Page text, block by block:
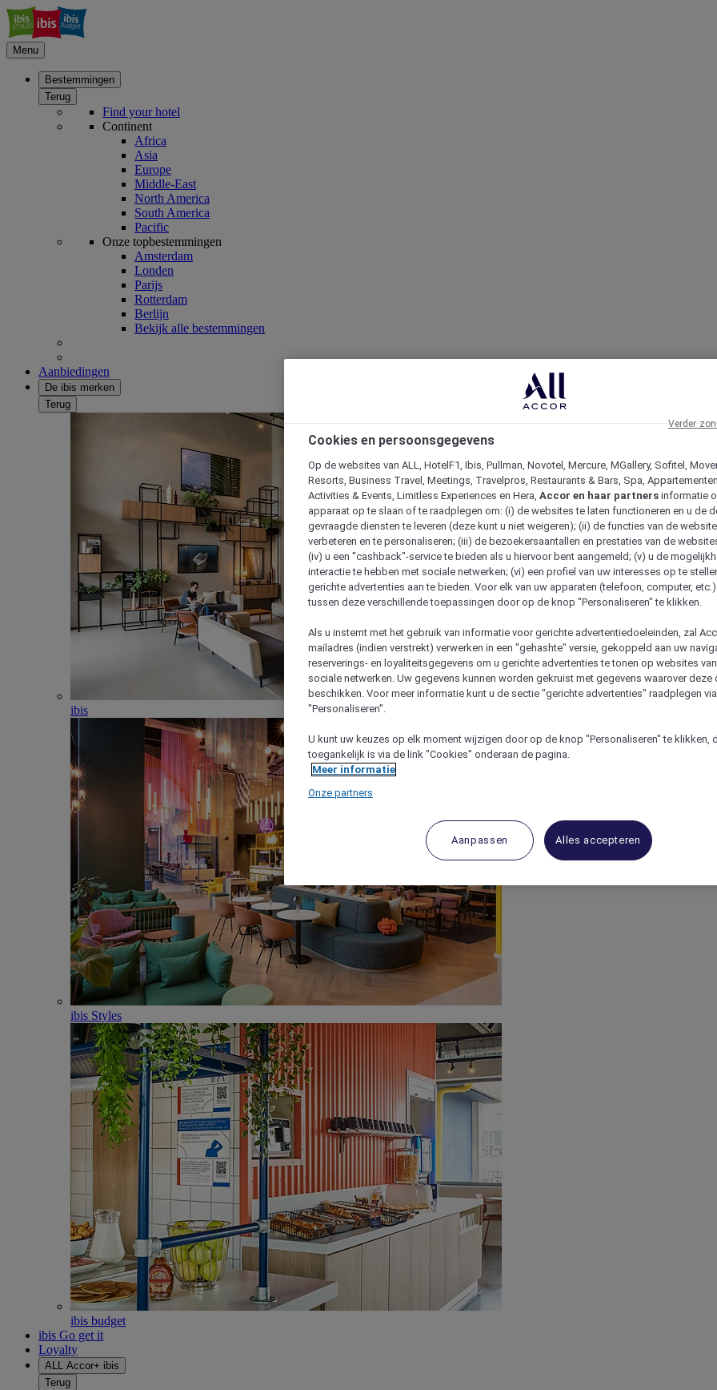
Menu
Bestemmingen
Terug
Find your hotel
Continent
Africa
Asia
Europe
Middle-East
North America
South America
Pacific
Onze topbestemmingen
Amsterdam
Londen
Parijs
Rotterdam
Berlijn
Bekijk alle bestemmingen
Aanbiedingen
De ibis merken
Terug
ibis
ibis Styles
ibis budget
ibis Go get it
Loyalty
ALL Accor+ ibis
Terug
Cookies en persoonsgegevens
Op de websites van ALL, HotelF1, Ibis, Pullman, Novotel, Mercure, MGallery, Sofitel,
Resorts, Business Travel, Meetings, Travelpros, Restaurants & Bars, Spa,
Activities & Events, Limitless Experiences en Hera, Accor en haar partners informatie
apparaat op te slaan of te raadplegen om: (i) de websites te laten functioneren en u de
gevraagde diensten te leveren (deze kunt u niet weigeren); (ii) de functies van de
verbeteren en te personaliseren; (iii) de bezoekersaantallen en prestaties van de
(iv) u een "cashback"-service te bieden als u hiervoor bent aangemeld; (v) u de
interactie te hebben met sociale netwerken; (vi) een profiel van uw interesses op te
gerichte advertenties aan te bieden. Voor elk van uw apparaten (telefoon, computer,
tussen deze verschillende toepassingen door op de knop "Personaliseren" te klikken.
Als u instemt met het gebruik van informatie voor gerichte advertentiedoeleinden, zal
mailadres (indien verstrekt) verwerken in een "gehashte" versie, gekoppeld aan uw
reserverings- en loyaliteitsgegevens om u gerichte advertenties te tonen op websites
sociale netwerken. Uw gegevens kunnen worden gekruist met gegevens waarover deze
beschikken. Voor meer informatie kunt u de sectie "gerichte advertenties" raadplegen
"Personaliseren".
U kunt uw keuzes op elk moment wijzigen door op de knop "Personaliseren" te klikken,
toegankelijk is via de link "Cookies" onderaan de pagina.
Meer informatie
Onze partners
Aanpassen Alles accepteren
Verder